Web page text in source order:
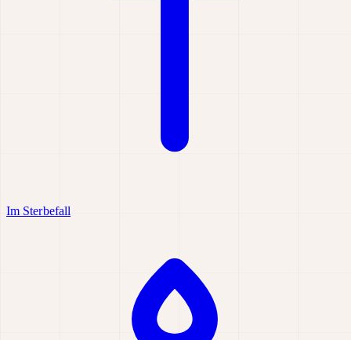
Im Sterbefall